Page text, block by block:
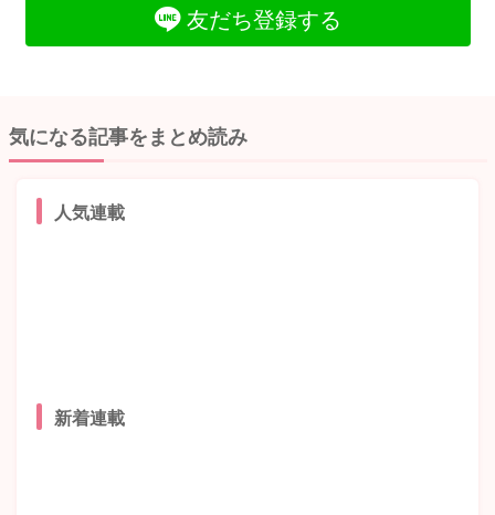
友だち登録する
気になる記事をまとめ読み
人気連載
新着連載